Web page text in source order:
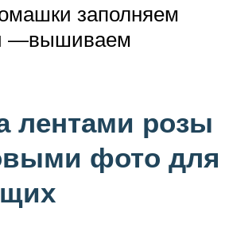
заполняем
—вышиваем
лентами розы
фото для